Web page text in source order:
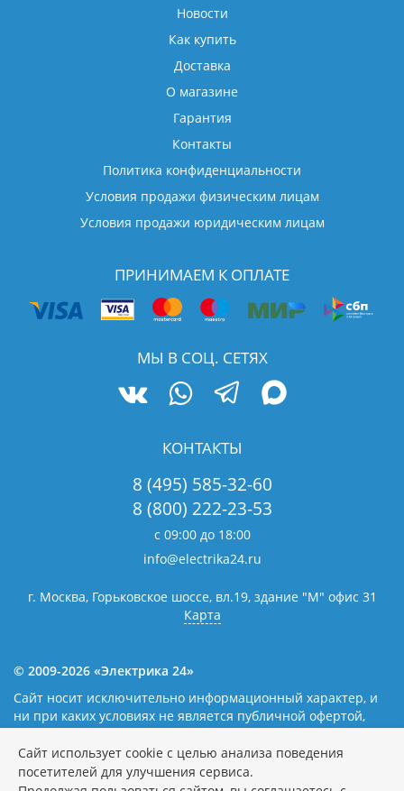
Новости
Как купить
Доставка
О магазине
Гарантия
Контакты
Политика конфиденциальности
Условия продажи физическим лицам
Условия продажи юридическим лицам
ПРИНИМАЕМ К ОПЛАТЕ
МЫ В СОЦ. СЕТЯХ
КОНТАКТЫ
8 (495) 585-32-60
8 (800) 222-23-53
с 09:00 до 18:00
info@electrika24.ru
г. Москва, Горьковское шоссе, вл.19, здание "М" офис 31
Карта
© 2009-2026 «Электрика 24»
Сайт носит исключительно информационный характер, и
ни при каких условиях не является публичной офертой,
определяемой положениями статьи 437(2) Гражданского
кодекса Российской Федерации. Наличие и цены уточняйте
у наших операторов.Политика обработки персональных
Сайт использует cookie с целью анализа поведения
посетителей для улучшения сервиса.